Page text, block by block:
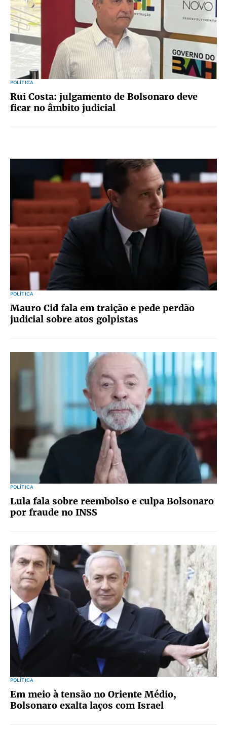
POLÍTICA
Rui Costa: julgamento de Bolsonaro deve
ficar no âmbito judicial
POLÍTICA
Mauro Cid fala em traição e pede perdão
judicial sobre atos golpistas
POLÍTICA
Lula fala sobre reembolso e culpa Bolsonaro
por fraude no INSS
POLÍTICA
Em meio à tensão no Oriente Médio,
Bolsonaro exalta laços com Israel